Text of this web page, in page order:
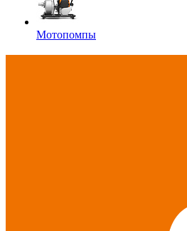
Мотопомпы